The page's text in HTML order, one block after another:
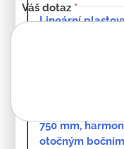
Lineární
750 mm,
otočným bočním
Váš dotaz *